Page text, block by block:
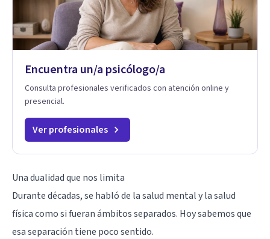
Encuentra un/a psicólogo/a
Consulta profesionales verificados con atención online y
presencial.
Ver profesionales
Una dualidad que nos limita
Durante décadas, se habló de la salud mental y la salud
física como si fueran ámbitos separados. Hoy sabemos que
esa separación tiene poco sentido.